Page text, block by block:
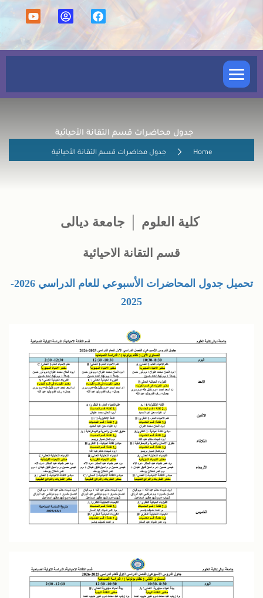
الشعب والوحدات
الدراسات العليا
شؤون التدريسين
شؤون الطلبة
جدول محاضرات قسم التقانة الأحيائية
Home جدول محاضرات قسم التقانة الأحيائية
كلية العلوم │ جامعة ديالى
قسم التقانة الاحيائية
تحميل جدول المحاضرات الأسبوعي للعام الدراسي 2026-
2025